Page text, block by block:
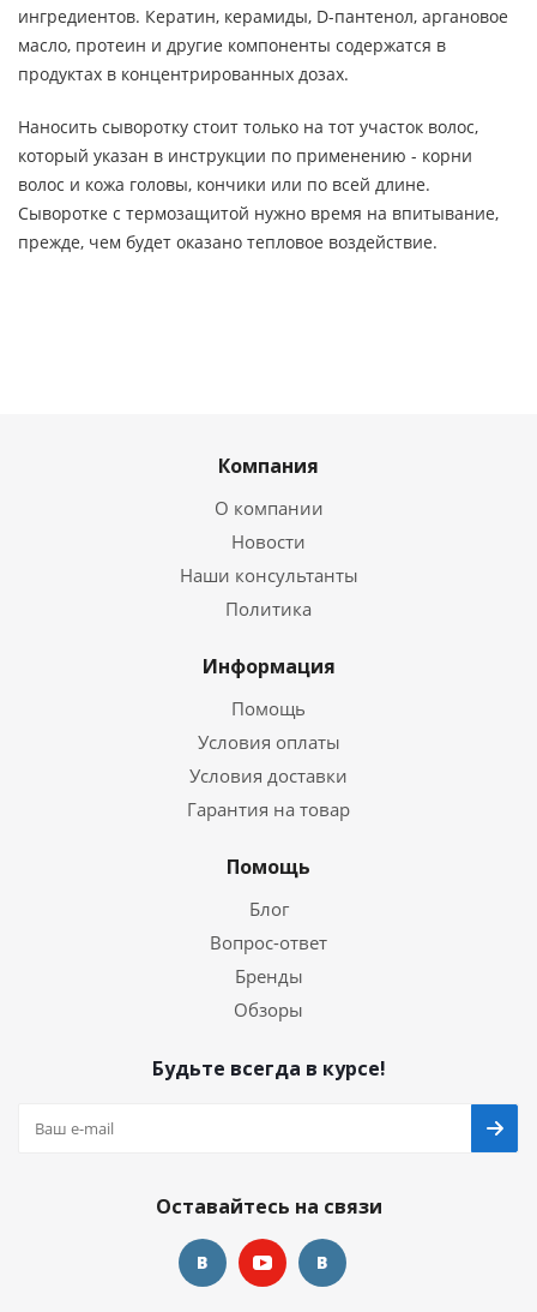
ингредиентов. Кератин, керамиды, D-пантенол, аргановое
масло, протеин и другие компоненты содержатся в
продуктах в концентрированных дозах.
Наносить сыворотку стоит только на тот участок волос,
который указан в инструкции по применению - корни
волос и кожа головы, кончики или по всей длине.
Сыворотке с термозащитой нужно время на впитывание,
прежде, чем будет оказано тепловое воздействие.
Компания
О компании
Новости
Наши консультанты
Политика
Информация
Помощь
Условия оплаты
Условия доставки
Гарантия на товар
Помощь
Блог
Вопрос-ответ
Бренды
Обзоры
Будьте всегда в курсе!
Оставайтесь на связи